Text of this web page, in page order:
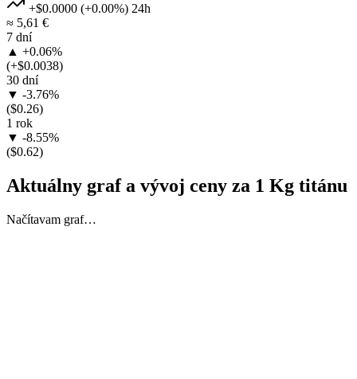
+$0.0000 (+0.00%) 24h
≈ 5,61 €
7 dní
▲ +0.06%
(+$0.0038)
30 dní
▼ -3.76%
($0.26)
1 rok
▼ -8.55%
($0.62)
Aktuálny graf a vývoj ceny za 1 Kg titánu
Načítavam graf…